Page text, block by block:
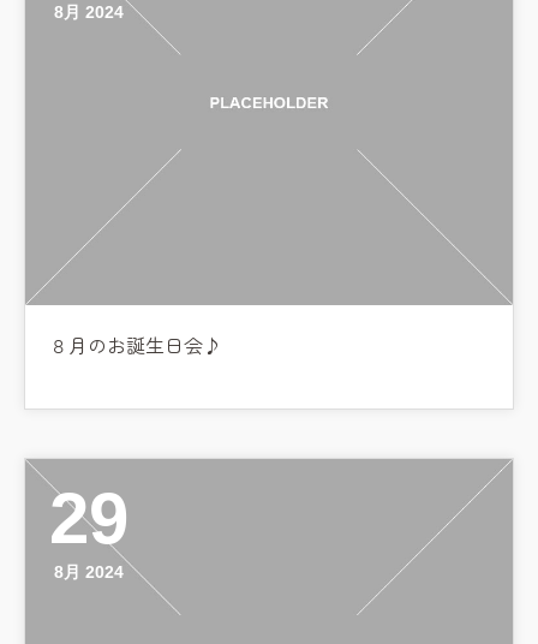
8月 2024
８月のお誕生日会♪
29
8月 2024